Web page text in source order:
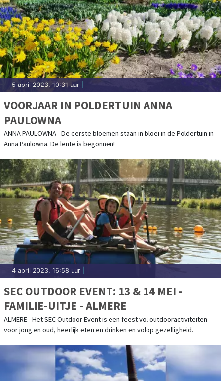
5 april 2023, 10:31 uur
VOORJAAR IN POLDERTUIN ANNA
PAULOWNA
ANNA PAULOWNA - De eerste bloemen staan in bloei in de Poldertuin in
Anna Paulowna. De lente is begonnen!
4 april 2023, 16:58 uur
SEC OUTDOOR EVENT: 13 & 14 MEI -
FAMILIE-UITJE - ALMERE
ALMERE - Het SEC Outdoor Event is een feest vol outdooractiviteiten
voor jong en oud, heerlijk eten en drinken en volop gezelligheid.